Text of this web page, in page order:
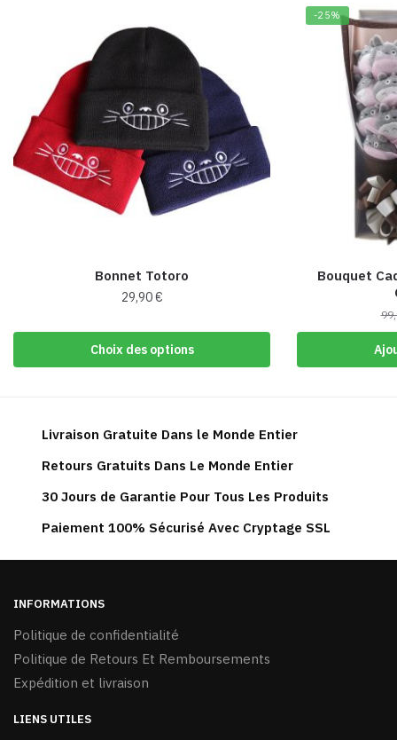
Bonnet Totoro
29,90€
Choix des options
produit
a
Les
peuvent
être
choisies
la
produit
-25%
Bouquet
Livraison Gratuite Dans le Monde Entier
Retours Gratuits Dans Le Monde Entier
30 Jours de Garantie Pour Tous Les Produits
Paiement 100% Sécurisé Avec Cryptage SSL
INFORMATIONS
Politique de confidentialité
Politique de Retours Et Remboursements
Expédition et livraison
LIENS UTILES